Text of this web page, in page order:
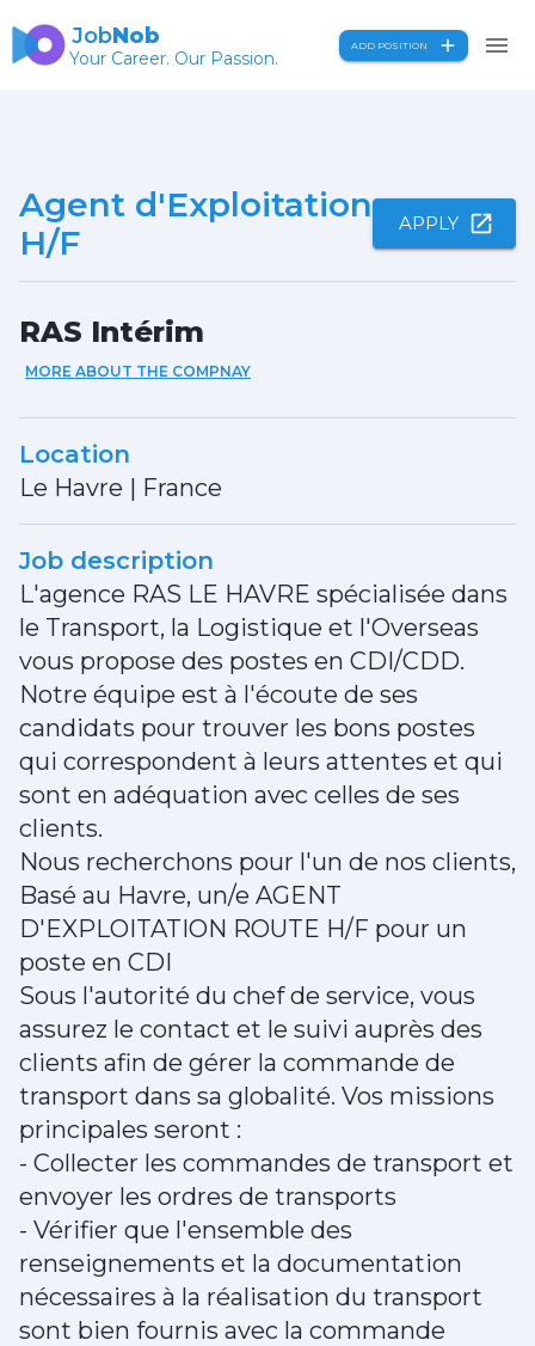
JobNob
Your Career. Our Passion.
ADD POSITION
Agent d'Exploitation
H/F
APPLY
RAS Intérim
MORE ABOUT THE COMPNAY
Location
Le Havre | France
Job description
L'agence RAS LE HAVRE spécialisée dans
le Transport, la Logistique et l'Overseas
vous propose des postes en CDI/CDD.
Notre équipe est à l'écoute de ses
candidats pour trouver les bons postes
qui correspondent à leurs attentes et qui
sont en adéquation avec celles de ses
clients.
Nous recherchons pour l'un de nos clients,
Basé au Havre, un/e AGENT
D'EXPLOITATION ROUTE H/F pour un
poste en CDI
Sous l'autorité du chef de service, vous
assurez le contact et le suivi auprès des
clients afin de gérer la commande de
transport dans sa globalité. Vos missions
principales seront :
- Collecter les commandes de transport et
envoyer les ordres de transports
- Vérifier que l'ensemble des
renseignements et la documentation
nécessaires à la réalisation du transport
sont bien fournis avec la commande